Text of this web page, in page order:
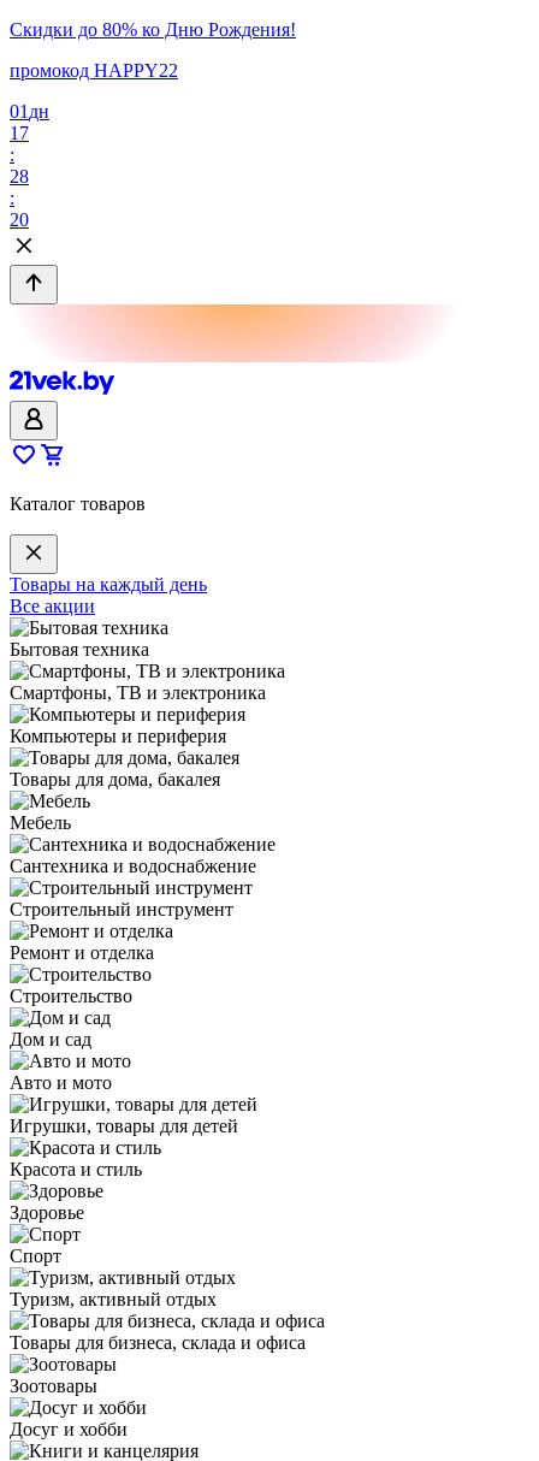
Скидки до 80% ко Дню Рождения!
промокод HAPPY22
01 дн
17
:
28
:
20
Каталог товаров
Товары на каждый день
Все акции
Бытовая техника
Смартфоны, ТВ и электроника
Компьютеры и периферия
Товары для дома, бакалея
Мебель
Сантехника и водоснабжение
Строительный инструмент
Ремонт и отделка
Строительство
Дом и сад
Авто и мото
Игрушки, товары для детей
Красота и стиль
Здоровье
Спорт
Туризм, активный отдых
Товары для бизнеса, склада и офиса
Зоотовары
Досуг и хобби